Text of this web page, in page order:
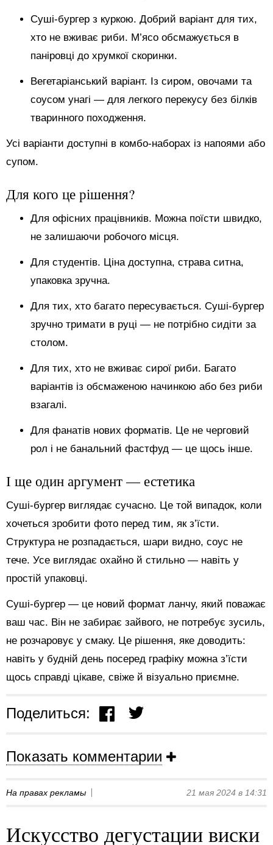
Суші-бургер з куркою. Добрий варіант для тих,
хто не вживає риби. М’ясо обсмажується в
паніровці до хрумкої скоринки.
Вегетаріанський варіант. Із сиром, овочами та
соусом унагі — для легкого перекусу без білків
тваринного походження.
Усі варіанти доступні в комбо-наборах із напоями або
супом.
Для кого це рішення?
Для офісних працівників. Можна поїсти швидко,
не залишаючи робочого місця.
Для студентів. Ціна доступна, страва ситна,
упаковка зручна.
Для тих, хто багато пересувається. Суші-бургер
зручно тримати в руці — не потрібно сидіти за
столом.
Для тих, хто не вживає сирої риби. Багато
варіантів із обсмаженою начинкою або без риби
взагалі.
Для фанатів нових форматів. Це не черговий
рол і не банальний фастфуд — це щось інше.
І ще один аргумент — естетика
Суші-бургер виглядає сучасно. Це той випадок, коли
хочеться зробити фото перед тим, як з’їсти.
Структура не розпадається, шари видно, соус не
тече. Усе виглядає охайно й стильно — навіть у
простій упаковці.
Суші-бургер — це новий формат ланчу, який поважає
ваш час. Він не забирає зайвого, не потребує зусиль,
не розчаровує у смаку. Це рішення, яке доводить:
навіть у будній день посеред графіку можна з’їсти
щось справді цікаве, свіже й візуально приємне.
Поделиться:
Показать комментарии
На правах рекламы 21 мая 2024 в 14:31
Искусство дегустации виски